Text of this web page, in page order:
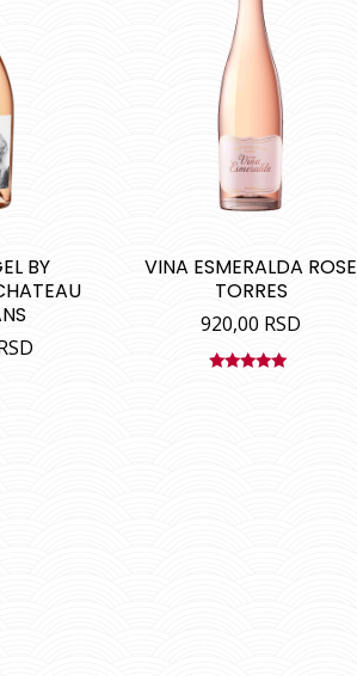
BY
VINA ESMERALDA ROSE
TORRES
920,00 RSD